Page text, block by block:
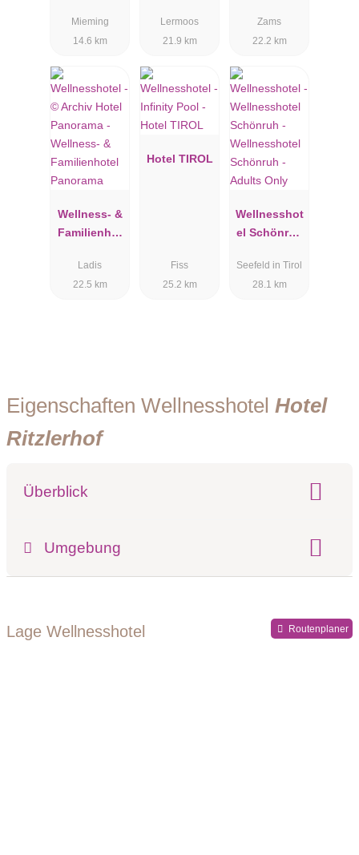
Mieming
14.6 km
Lermoos
21.9 km
Zams
22.2 km
Wellness- &
Familienhot
Ladis
22.5 km
Hotel TIROL
Fiss
25.2 km
Wellnesshot
el Schönruh
Only
Seefeld in Tirol
28.1 km
Eigenschaften Wellnesshotel Hotel
Ritzlerhof
Überblick
Umgebung
Lage Wellnesshotel Routenplaner